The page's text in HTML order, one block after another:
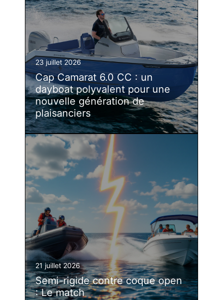
23 juillet 2026
Cap Camarat 6.0 CC : un
dayboat polyvalent pour une
nouvelle génération de
plaisanciers
21 juillet 2026
Semi-rigide contre coque open
: Le match